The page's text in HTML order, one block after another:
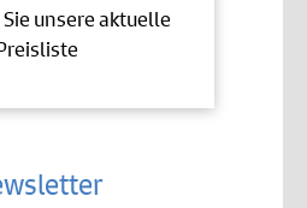
unsere aktuelle